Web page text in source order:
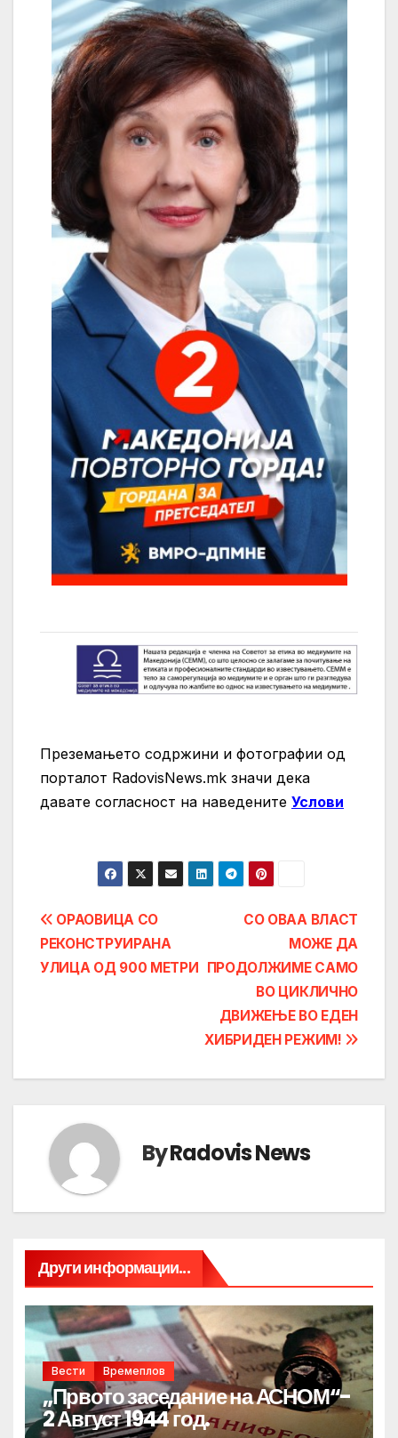
Преземањето содржини и фотографии од
порталот RadovisNews.mk значи дека
давате согласност на нaведените Услови
Post
navigation
СО ОВАА ВЛАСТ
МОЖЕ ДА
ПРОДОЛЖИМЕ САМО
ВО ЦИКЛИЧНО
ДВИЖЕЊЕ ВО ЕДЕН
ХИБРИДЕН РЕЖИМ!
ОРАОВИЦА СО
РЕКОНСТРУИРАНА
УЛИЦА ОД 900 МЕТРИ
ByRadovis News
Други информации...
Вести Времеплов
„Првото заседание на АСНОМ“-
2 Август 1944 год.